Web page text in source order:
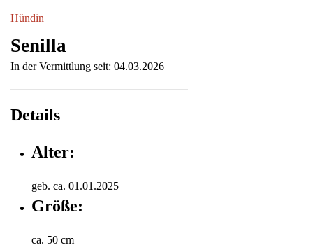
Hündin
Senilla
In der Vermittlung seit: 04.03.2026
Details
Alter:
geb. ca. 01.01.2025
Größe:
ca. 50 cm